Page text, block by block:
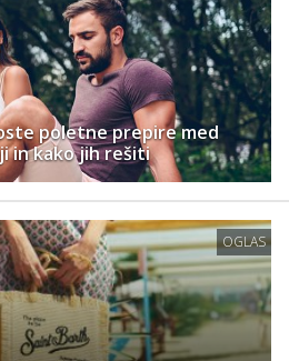
poletne prepire med
in kako jih rešiti
OGLAS